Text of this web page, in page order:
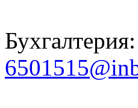
Бухгалтерия: